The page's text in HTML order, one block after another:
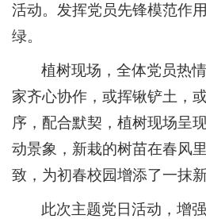
活动。发挥党员先锋模范作
绿。
植树现场，全体党员热
家齐心协作，或挥锹铲土，
序，配合默契，植树现场呈
动景象，新栽的树苗在春风
致，为初春校园增添了一抹新
此次主题党日活动，增